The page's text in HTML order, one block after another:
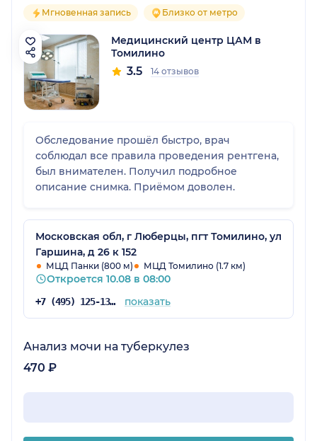
Мгновенная запись Близко от метро
Медицинский центр ЦАМ в
Томилино
3.5 14 отзывов
Обследование прошёл быстро, врач
соблюдал все правила проведения рентгена,
был внимателен. Получил подробное
описание снимка. Приёмом доволен.
Московская обл, г Люберцы, пгт Томилино, ул
Гаршина, д 26 к 152
МЦД Панки (800 м) МЦД Томилино (1.7 км)
Откроется 10.08 в 08:00
+7 (495) 125-13-96 показать
Анализ мочи на туберкулез
470 ₽